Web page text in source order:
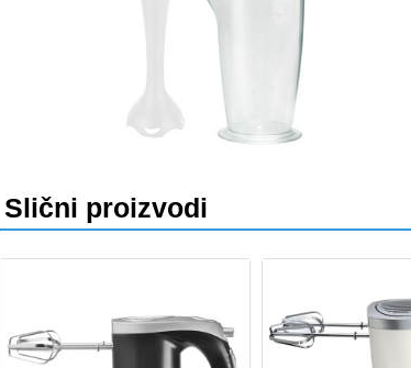
Slični proizvodi